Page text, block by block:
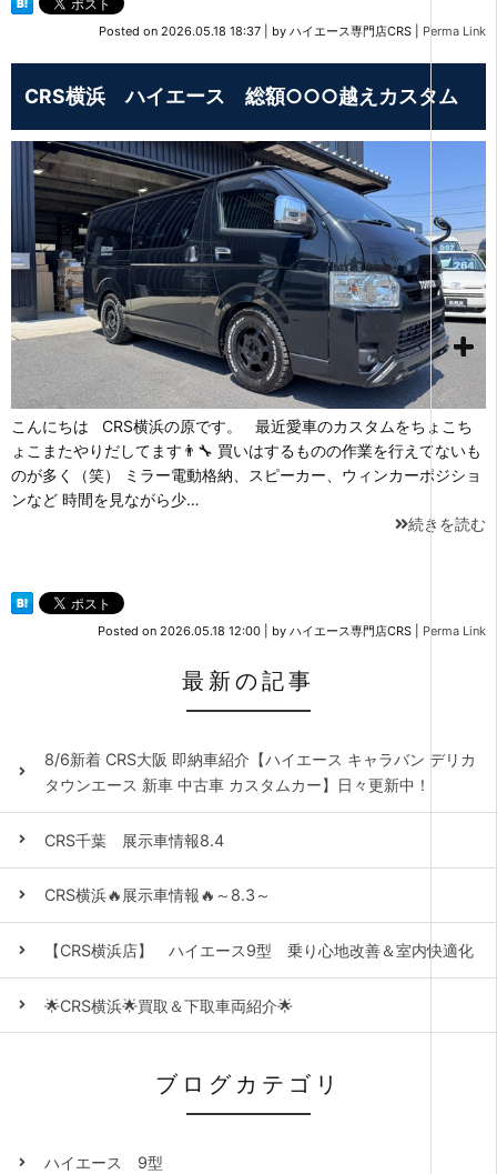
Posted on 2026.05.18 18:37 by ハイエース専門店CRS Perma Link
CRS横浜 ハイエース 総額○○○越えカスタム
こんにちは CRS横浜の原です。 最近愛車のカスタムをちょこち
ょこまたやりだしてます👨‍🔧 買いはするものの作業を行えてないも
のが多く（笑） ミラー電動格納、スピーカー、ウィンカーポジショ
ンなど 時間を見ながら少…
続きを読む
Posted on 2026.05.18 12:00 by ハイエース専門店CRS Perma Link
最新の記事
8/6新着 CRS大阪 即納車紹介【ハイエース キャラバン デリカ
タウンエース 新車 中古車 カスタムカー】日々更新中！
CRS千葉 展示車情報8.4
CRS横浜🔥展示車情報🔥～8.3～
【CRS横浜店】 ハイエース9型 乗り心地改善＆室内快適化
🌟CRS横浜🌟買取＆下取車両紹介🌟
ブログカテゴリ
ハイエース 9型